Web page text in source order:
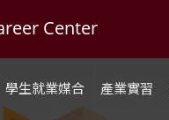
Center
學生就業媒合 產業實習